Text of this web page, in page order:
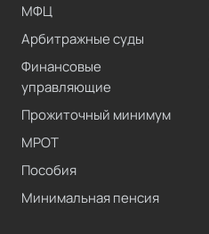
МФЦ
Арбитражные суды
Финансовые
управляющие
Прожиточный минимум
МРОТ
Пособия
Минимальная пенсия